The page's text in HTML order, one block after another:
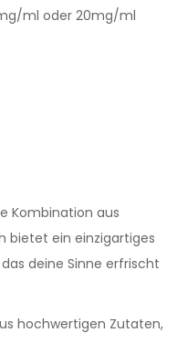
ml oder 20mg/ml
Kombination aus
bietet ein einzigartiges
deine Sinne erfrischt
hochwertigen Zutaten,